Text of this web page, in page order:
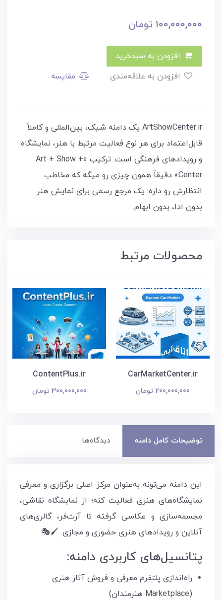
100,000,000 تومان
مقایسه
ArtShowCenter.ir یک دامنه شیک، بین‌المللی و کاملاً
قابل‌اعتماد برای هر نوع فعالیت مرتبط با هنر، نمایشگاه
و رویدادهای فرهنگی است. ترکیب «Art + Show +
Center» دقیقاً همون چیزی رو میگه که مخاطب
انتظارش رو داره: یک مرجع رسمی برای نمایش هنر.
بدون ادا، بدون ابهام.
محصولات مرتبط
CarMarketCenter.ir
200,000,000 تومان
ContentPlus.ir
300,000,000 تومان
توضیحات کامل دامنه دیدگاه‌ها
این دامنه می‌تونه به‌عنوان مرکز اصلی برگزاری و معرفی
نمایشگاه‌های هنری فعالیت کنه؛ از نمایشگاه نقاشی،
مجسمه‌سازی و عکاسی گرفته تا آرت‌فر، گالری‌های
آنلاین و رویدادهای هنری حضوری و مجازی. 🖌️🎭
پتانسیل‌های کاربردی دامنه:
راه‌اندازی پلتفرم معرفی و فروش آثار هنری
(Marketplace هنرمندان)